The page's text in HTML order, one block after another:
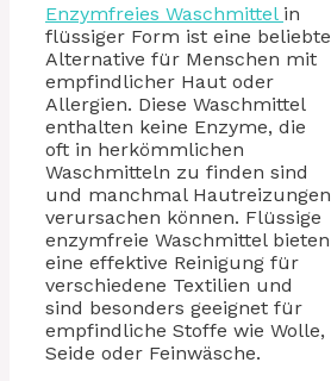
Enzymfreies Waschmittel in
flüssiger Form ist eine beliebte
Alternative für Menschen mit
empfindlicher Haut oder
Allergien. Diese Waschmittel
enthalten keine Enzyme, die
oft in herkömmlichen
Waschmitteln zu finden sind
und manchmal Hautreizungen
verursachen können. Flüssige
enzymfreie Waschmittel bieten
eine effektive Reinigung für
verschiedene Textilien und
sind besonders geeignet für
empfindliche Stoffe wie Wolle,
Seide oder Feinwäsche.